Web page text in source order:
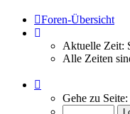
Foren-Übersicht
Aktuelle Zeit:
Alle Zeiten
10
von
Gehe zu Seite: